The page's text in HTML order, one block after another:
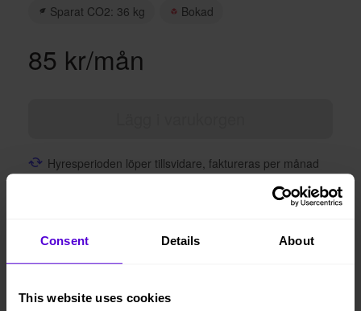
Consent Details About
This website uses cookies
Sparat CO2: 36 kg Bokad
85 kr/mån
Hyresperioden löper tillsvidare, faktureras per månad
Avsluta hyresperioden när du vill, med enbart en